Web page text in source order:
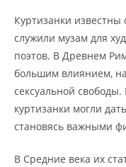
Куртизанки
служили музам для
поэтов. В Древнем
большим влиянием,
сексуальной
куртизанки могли
становясь важными
В Средние века их